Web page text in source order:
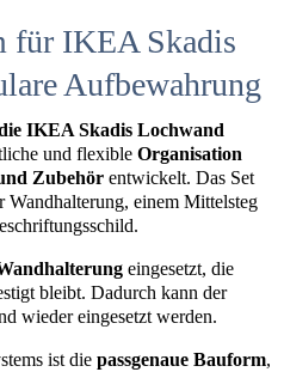
für IKEA Skadis
Aufbewahrung
IKEA Skadis Lochwand
und flexible Organisation
Zubehör entwickelt. Das Set
Wandhalterung, einem Mittelsteg
eingesetzt, die
bleibt. Dadurch kann der
wieder eingesetzt werden.
ist die passgenaue Bauform,